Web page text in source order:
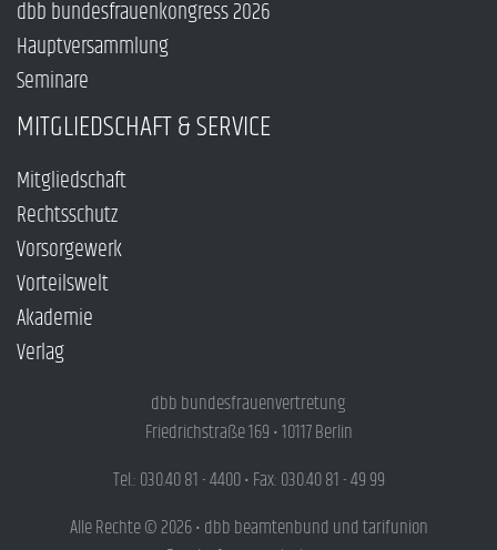
dbb bundesfrauenkongress 2026
Hauptversammlung
Seminare
MITGLIEDSCHAFT & SERVICE
Mitgliedschaft
Rechtsschutz
Vorsorgewerk
Vorteilswelt
Akademie
Verlag
dbb bundesfrauenvertretung
Friedrichstraße 169 • 10117 Berlin
Tel.: 030.40 81 - 4400 • Fax: 030.40 81 - 49 99
Alle Rechte © 2026 • dbb beamtenbund und tarifunion